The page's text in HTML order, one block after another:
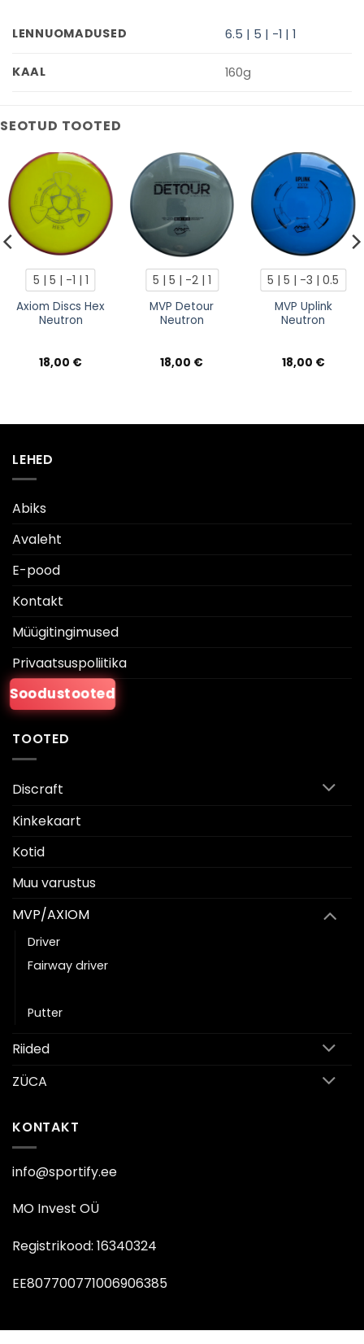
LENNUOMADUSED 6.5 | 5 | -1 | 1
KAAL 160g
SEOTUD TOOTED
5 | 5 | -1 | 1
Axiom Discs Hex
Neutron
18,00 €
5 | 5 | -2 | 1
MVP Detour
Neutron
18,00 €
5 | 5 | -3 | 0.5
MVP Uplink
Neutron
18,00 €
LEHED
Abiks
Avaleht
E-pood
Kontakt
Müügitingimused
Privaatsuspoliitika
Soodustooted
TOOTED
Discraft
Kinkekaart
Kotid
Muu varustus
MVP/AXIOM
Driver
Fairway driver
Putter
Riided
ZÜCA
KONTAKT
info@sportify.ee
MO Invest OÜ
Registrikood: 16340324
EE807700771006906385